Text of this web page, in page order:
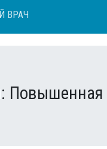
ВРАЧ
Повышенная